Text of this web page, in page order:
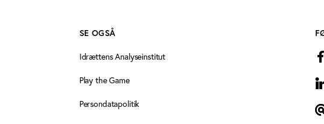
SE OGSÅ
Idrættens Analyseinstitut
Play the Game
Persondatapolitik